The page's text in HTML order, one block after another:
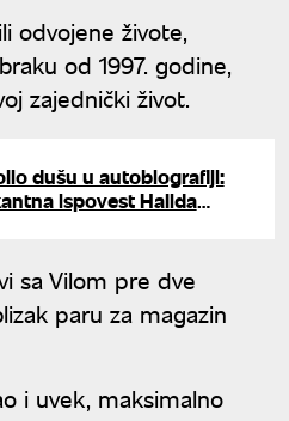
odvojene živote,
od 1997. godine,
zajednički život.
dušu u autobiografiji:
ispovest Halida
sa Vilom pre dve
paru za magazin
i uvek, maksimalno